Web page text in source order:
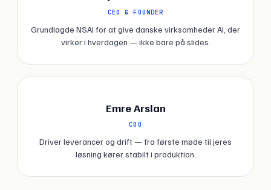
CEO & FOUNDER
Grundlagde NSAI for at give danske virksomheder AI, der
virker i hverdagen — ikke bare på slides.
Emre Arslan
COO
Driver leverancer og drift — fra første møde til jeres
løsning kører stabilt i produktion.